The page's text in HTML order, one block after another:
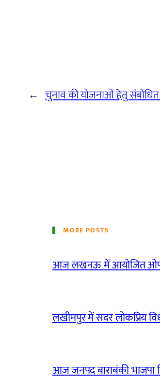
← चुनाव की योजनाओं हेतु संबोधित
MORE POSTS
आज लखनऊ में आयोजित ओपन
लखीमपुर में सदर लोकप्रिय
आज जनपद बाराबंकी भाजपा